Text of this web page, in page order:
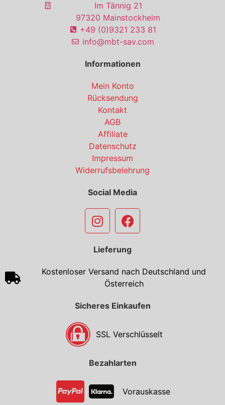
Im Tännig 21
97320 Mainstockheim
+49 (0)9321 233 81
info@mbt-sav.com
Informationen
Mein Konto
Rücksendung
Kontakt
AGB
Affiliate
Datenschutz
Impressum
Widerrufsbelehrung
Social Media
Lieferung
Kostenloser Versand nach Deutschland und
Österreich
Sicheres Einkaufen
SSL Verschlüsselt
Bezahlarten
Vorauskasse